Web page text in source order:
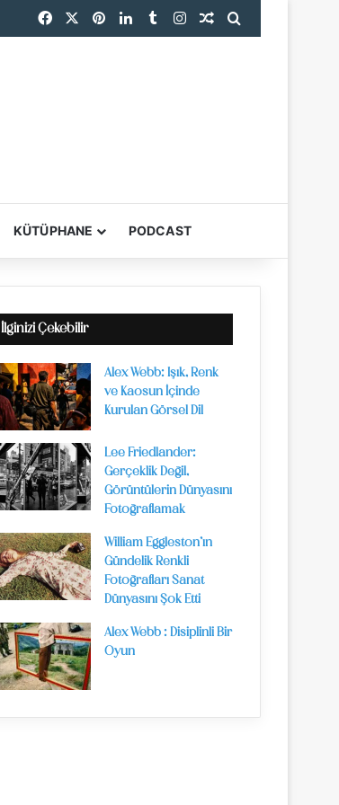
Facebook PinterestLinkedInTumblrInstagramRastgele Makale
KÜTÜPHANE PODCAST
İlginizi Çekebilir
Alex Webb: Işık, Renk
ve Kaosun İçinde
Kurulan Görsel Dil
Lee Friedlander:
Gerçeklik Değil,
Görüntülerin Dünyasını
Fotoğraflamak
William Eggleston’ın
Gündelik Renkli
Fotoğrafları Sanat
Dünyasını Şok Etti
Alex Webb : Disiplinli Bir
Oyun